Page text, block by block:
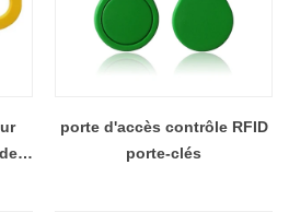
porte d'accès contrôle RFID
porte-clés